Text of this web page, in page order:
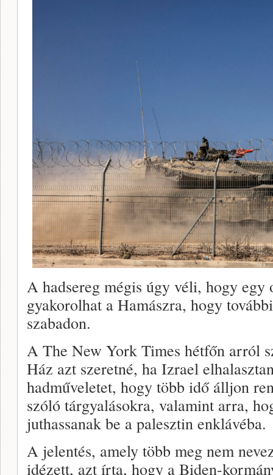
A hadsereg mégis úgy véli, hogy egy
gyakorolhat a Hamászra, hogy
szabadon.
A The New York Times hétfőn arról
Ház azt szeretné, ha Izrael
hadműveletet, hogy több idő álljon
szóló tárgyalásokra, valamint arra,
juthassanak be a palesztin enklávéba.
A jelentés, amely több meg nem
idézett, azt írta, hogy a Biden-